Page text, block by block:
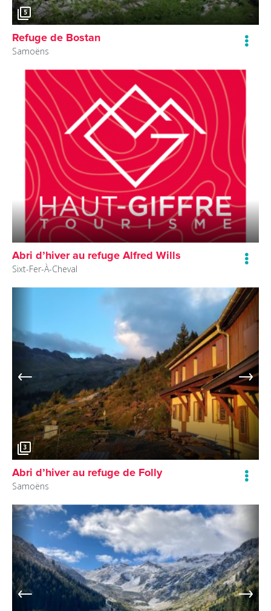
5
Refuge de Bostan
Samoëns
Abri d’hiver au refuge Alfred Wills
Sixt-Fer-À-Cheval
3
Abri d’hiver au refuge de Folly
Samoëns